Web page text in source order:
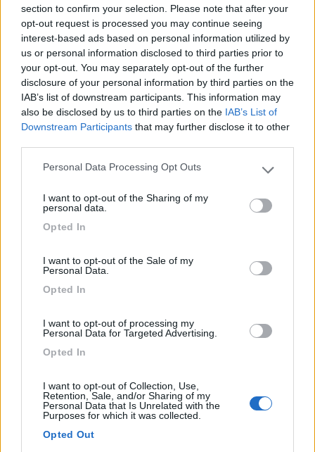
section to confirm your selection. Please note that after your
opt-out request is processed you may continue seeing
interest-based ads based on personal information utilized by
us or personal information disclosed to third parties prior to
your opt-out. You may separately opt-out of the further
disclosure of your personal information by third parties on the
IAB’s list of downstream participants. This information may
also be disclosed by us to third parties on the IAB’s List of
Downstream Participants that may further disclose it to other
Please note that this website/app uses one or more Google
not limited to your visit or usage behaviour. You may click to
grant or deny consent to Google and its third-party tags to
use your data for below specified purposes in below Google
Personal Data Processing Opt Outs
I want to opt-out of the Sharing of my
personal data.
Opted In
I want to opt-out of the Sale of my
Personal Data.
Opted In
I want to opt-out of processing my
Personal Data for Targeted Advertising.
Opted In
I want to opt-out of Collection, Use,
Retention, Sale, and/or Sharing of my
Personal Data that Is Unrelated with the
Purposes for which it was collected.
Opted Out
AgriCampeggio area sosta Sass Cavalasc
9,2 17
Servizi / Posizione
A pochi metri dalle sponde del Lago Maggiore, area
Via Quassa, 27
Malga Nudole